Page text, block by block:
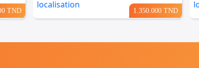
TND 1.350.000 TND